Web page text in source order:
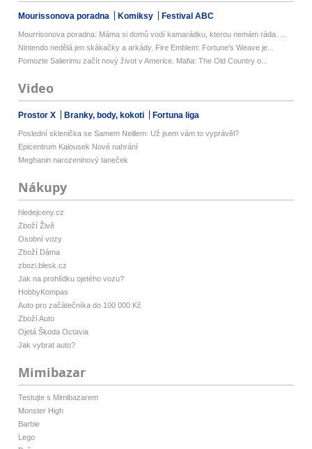
Mourissonova poradna Komiksy Festival ABC
Mourrisonova poradna: Máma si domů vodí kamarádku, kterou nemám ráda. ...
Nintendo nedělá jen skákačky a arkády. Fire Emblem: Fortune's Weave je...
Pomozte Salierimu začít nový život v Americe. Mafia: The Old Country o...
Video
Prostor X Branky, body, kokoti Fortuna liga
Poslední sklenička se Samem Neillem: Už jsem vám to vyprávěl?
Epicentrum Kalousek Nové nahrání
Meghanin narozeninový taneček
Nákupy
hledejceny.cz
Zboží Živě
Osobní vozy
Zboží Dáma
zbozi.blesk.cz
Jak na prohlídku ojetého vozu?
HobbyKompas
Auto pro začátečníka do 100 000 Kč
Zboží Auto
Ojetá Škoda Octavia
Jak vybrat auto?
Mimibazar
Testujte s Mimibazarem
Monster High
Barbie
Lego